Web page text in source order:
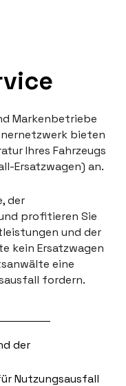
Markenbetriebe
bieten
Ihres Fahrzeugs
Ersatzwagen) an.
der
profitieren Sie
und der
kein Ersatzwagen
eine
fordern.
der
Nutzungsausfall